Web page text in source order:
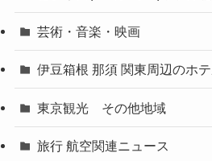
芸術・音楽・映画
伊豆箱根 那須 関東周辺のホ
東京観光 その他地域
旅行 航空関連ニュース